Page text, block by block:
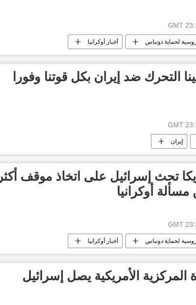
لحماية دونباس أخبار أوكرانيا
التحرك ضد إيران بكل قوتنا وفورا
إيران
تحث إسرائيل على اتخاذ موقف أكثر
أوكرانيا
لحماية دونباس أخبار أوكرانيا
المركزية الأمريكية يصل إسرائيل